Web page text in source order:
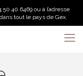
40 6469 ou à l’adresse
tout le pays de Gex.